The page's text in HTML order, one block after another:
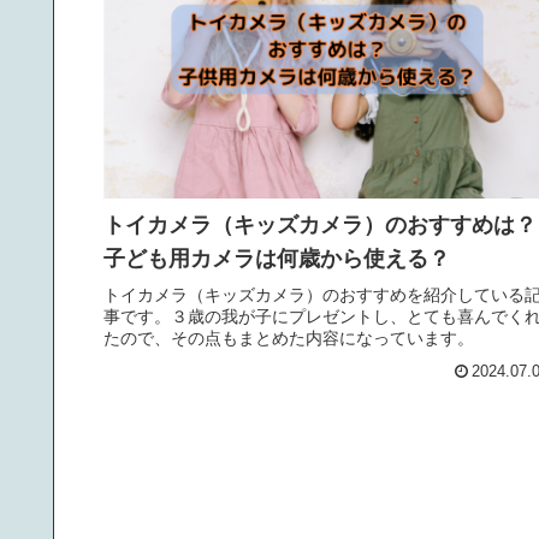
トイカメラ（キッズカメラ）のおすすめは？
子ども用カメラは何歳から使える？
トイカメラ（キッズカメラ）のおすすめを紹介している
事です。３歳の我が子にプレゼントし、とても喜んでく
たので、その点もまとめた内容になっています。